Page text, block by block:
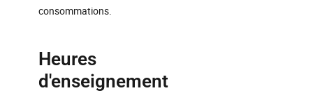
consommations.
Heures
d'enseignement